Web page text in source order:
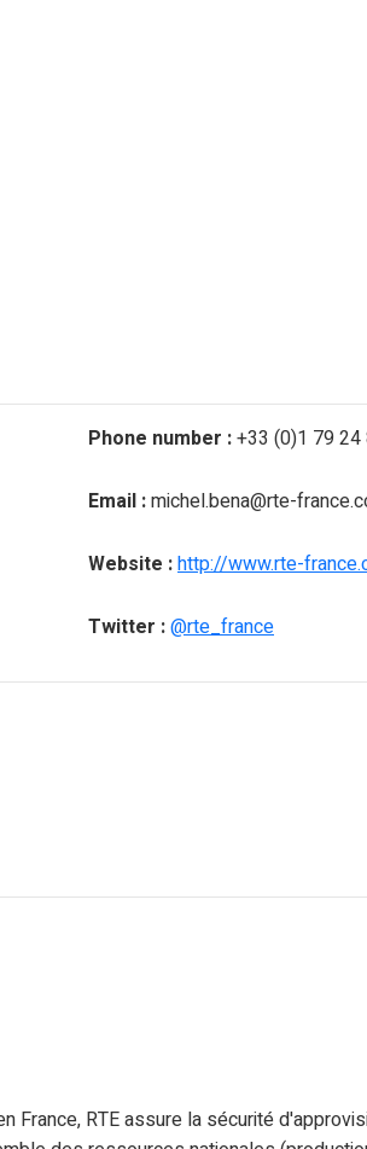
Phone number :+33 (0)1 79
Email :michel.bena@rte-
Website :http://www.rte-
Twitter :@rte_france
RTE assure la sécurité